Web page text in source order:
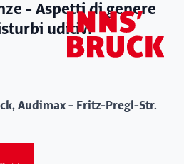
- Aspetti di genere
uditivi
Audimax - Fritz-Pregl-Str.